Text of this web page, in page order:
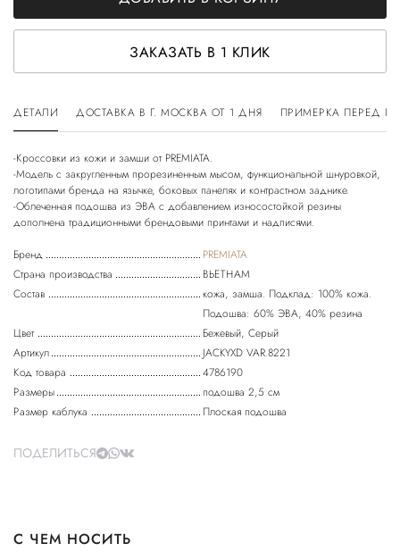
ЗАКАЗАТЬ В 1 КЛИК
ДЕТАЛИ ДОСТАВКА В Г. МОСКВА ОТ 1 ДНЯ ПРИМЕРКА ПЕРЕД
-Кроссовки из кожи и замши от PREMIATA.
-Модель с закругленным прорезиненным мысом, функциональной шнуровкой,
логотипами бренда на язычке, боковых панелях и контрастном заднике.
-Облеченная подошва из ЭВА с добавлением износостойкой резины
Бренд
PREMIATA
Страна производства
ВЬЕТНАМ
Состав
кожа, замша. Подклад: 100% кожа.
Подошва: 60% ЭВА, 40% резина
Цвет
Бежевый, Серый
Артикул
JACKYXD VAR.8221
Код товара
4786190
Размеры
подошва 2,5 см
Размер каблука
Плоская подошва
ПОДЕЛИТЬСЯ
С ЧЕМ НОСИТЬ